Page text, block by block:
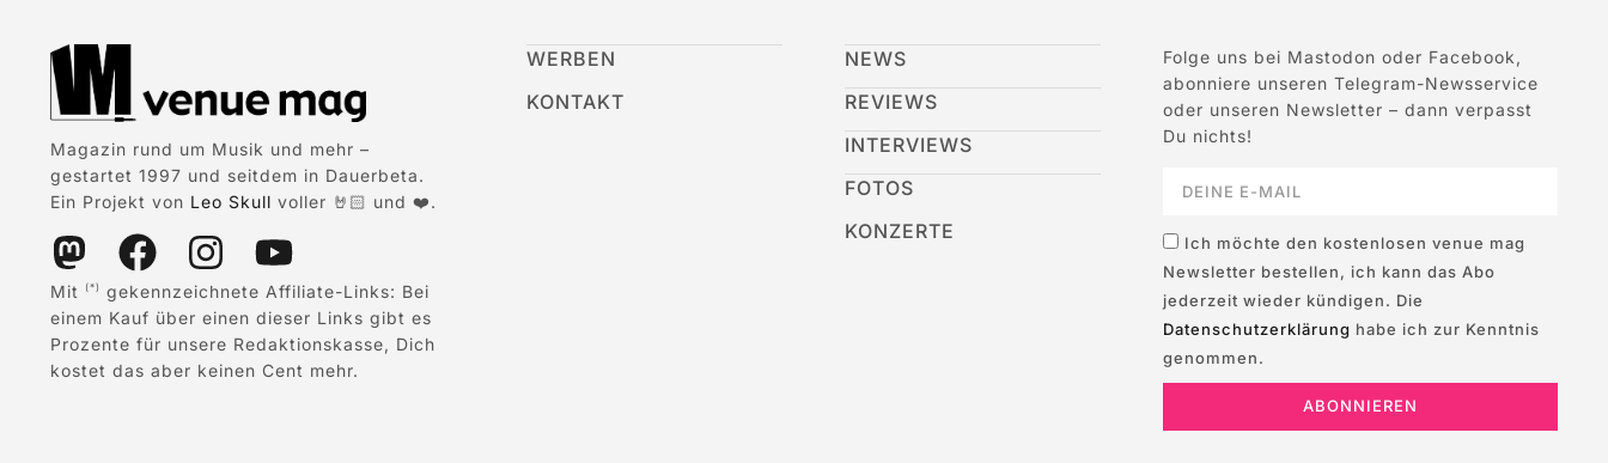
Magazin rund um Musik und mehr –
gestartet 1997 und seitdem in Dauerbeta.
Ein Projekt von Leo Skull voller 🤘🏻 und ❤️.
Mit (*)
gekennzeichnete Affiliate-Links: Bei
einem Kauf über einen dieser Links gibt es
Prozente für unsere Redaktionskasse, Dich
kostet das aber keinen Cent mehr.
WERBEN
KONTAKT
NEWS
REVIEWS
INTERVIEWS
FOTOS
KONZERTE
Folge uns bei Mastodon oder Facebook,
abonniere unseren Telegram-Newsservice
oder unseren Newsletter – dann verpasst
Du nichts!
Ich möchte den kostenlosen venue mag
Newsletter bestellen, ich kann das Abo
jederzeit wieder kündigen. Die
Datenschutzerklärung habe ich zur Kenntnis
genommen.
ABONNIEREN